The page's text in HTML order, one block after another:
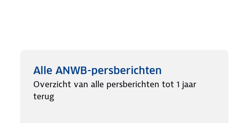
Alle ANWB-persberichten
Overzicht van alle persberichten tot 1 jaar
terug